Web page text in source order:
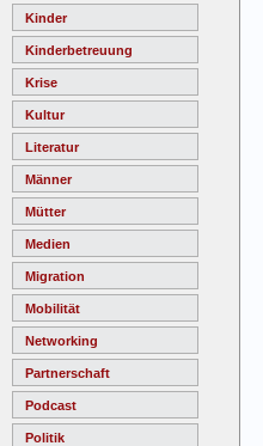
Kinder
Kinderbetreuung
Krise
Kultur
Literatur
Männer
Mütter
Medien
Migration
Mobilität
Networking
Partnerschaft
Podcast
Politik